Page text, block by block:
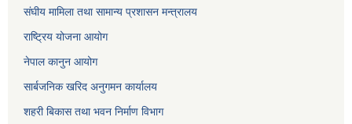
संघीय मामिला तथा सामान्य प्रशासन मन्त्रालय
राष्ट्रिय योजना आयोग
नेपाल कानुन आयोग
सार्बजनिक खरिद अनुगमन कार्यालय
शहरी बिकास तथा भवन निर्माण विभाग